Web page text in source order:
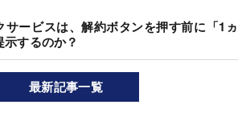
サービスは、解約ボタンを押す前に「1ヵ
するのか？
最新記事一覧